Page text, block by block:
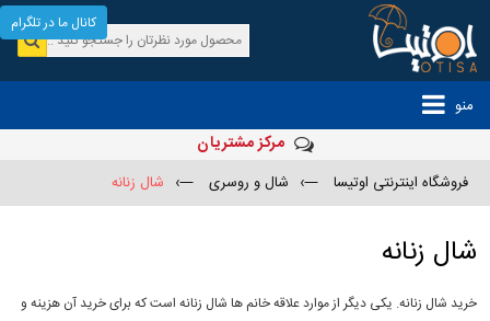
منو
مرکز مشتریان
فروشگاه اینترنتی اوتیسا —› شال و روسری —› شال زنانه
شال زنانه
خرید شال زنانه. یکی دیگر از موارد علاقه خانم ها شال زنانه است که برای خرید آن هزینه و
کانال ما در تلگرام